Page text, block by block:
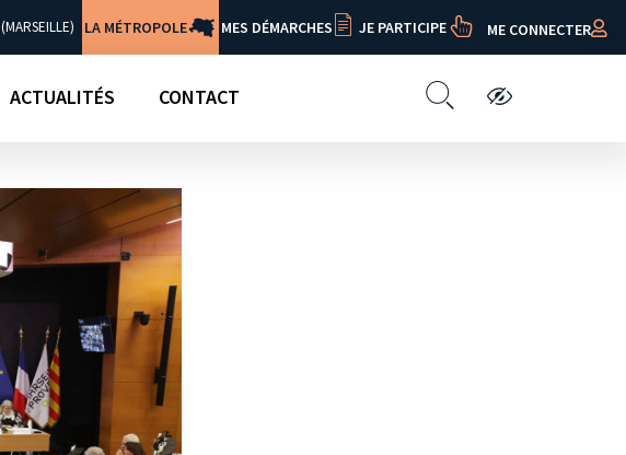
(MARSEILLE) LA MÉTROPOLE MES DÉMARCHES JE PARTICIPE ME CONNECTER
ACTUALITÉS CONTACT